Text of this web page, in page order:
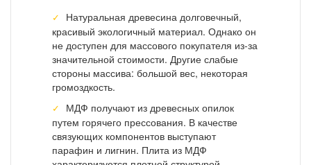
Натуральная древесина долговечный,
красивый экологичный материал. Однако он
не доступен для массового покупателя из-за
значительной стоимости. Другие слабые
стороны массива: большой вес, некоторая
громоздкость.
МДФ получают из древесных опилок
путем горячего прессования. В качестве
связующих компонентов выступают
парафин и лигнин. Плита из МДФ